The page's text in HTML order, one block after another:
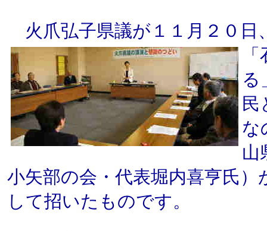
火爪弘子県議が１１月２０日
る
民
な
山
小矢部の会・代表堀内喜亨氏）
して招いたものです。